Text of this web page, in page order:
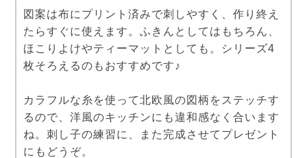
図案は布にプリント済みで刺しやすく、作り終え
たらすぐに使えます。ふきんとしてはもちろん、
ほこりよけやティーマットとしても。シリーズ4
枚そろえるのもおすすめです♪
カラフルな糸を使って北欧風の図柄をステッチす
るので、洋風のキッチンにも違和感なく合います
ね。刺し子の練習に、また完成させてプレゼント
にもどうぞ。